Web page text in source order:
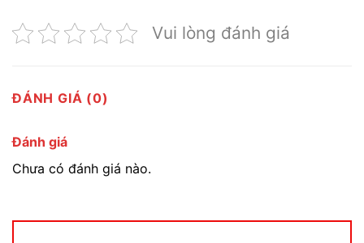
Vui lòng đánh giá
ĐÁNH GIÁ (0)
Đánh giá
Chưa có đánh giá nào.